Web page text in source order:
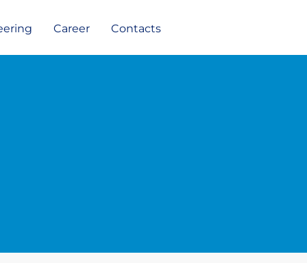
Career Contacts